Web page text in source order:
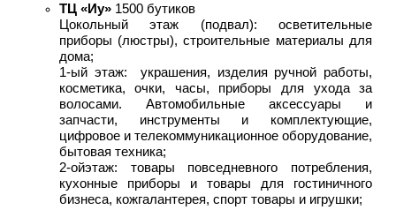
ТЦ «Иу»1500 бутиков
Цокольный этаж (подвал): осветительные
приборы (люстры), строительные материалы для
дома;
1-ый этаж: украшения, изделия ручной работы,
косметика, очки, часы, приборы для ухода за
волосами. Автомобильные аксессуары и
запчасти, инструменты и комплектующие,
цифровое и телекоммуникационное оборудование,
бытовая техника;
2-ойэтаж: товары повседневного потребления,
кухонные приборы и товары для гостиничного
бизнеса, кожгалантерея, спорт товары и игрушки;